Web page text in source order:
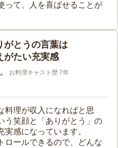
って、人を喜ばせることが
がとうの言葉は
がたい充実感
お料理キャスト歴 7年
料理が収入になればと思
う笑顔と「ありがとう」の
感になっています。
ロールできるので、どんな